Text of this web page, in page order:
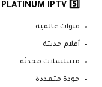
5️⃣
PLATINUM IPTV
قنوات عالمية
أفلام حديثة
مسلسلات محدثة
جودة متعددة